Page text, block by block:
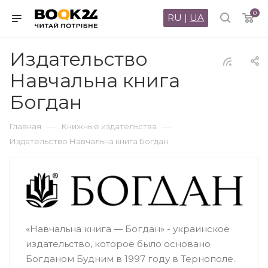
0
RU | UA
Издательство
Навчальна книга
Богдан
Главная — Книжные издательства —
Издательство Навчальна книга Богдан
«Навчальна книга — Богдан» - украинское
издательство, которое было основано
Богданом Будним в 1997 году в Тернополе.